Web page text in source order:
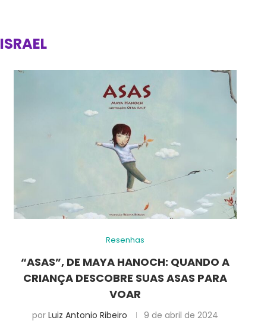
ISRAEL
Resenhas
“ASAS”, DE MAYA HANOCH: QUANDO A
CRIANÇA DESCOBRE SUAS ASAS PARA
VOAR
porLuiz Antonio Ribeiro 9 de abril de 2024